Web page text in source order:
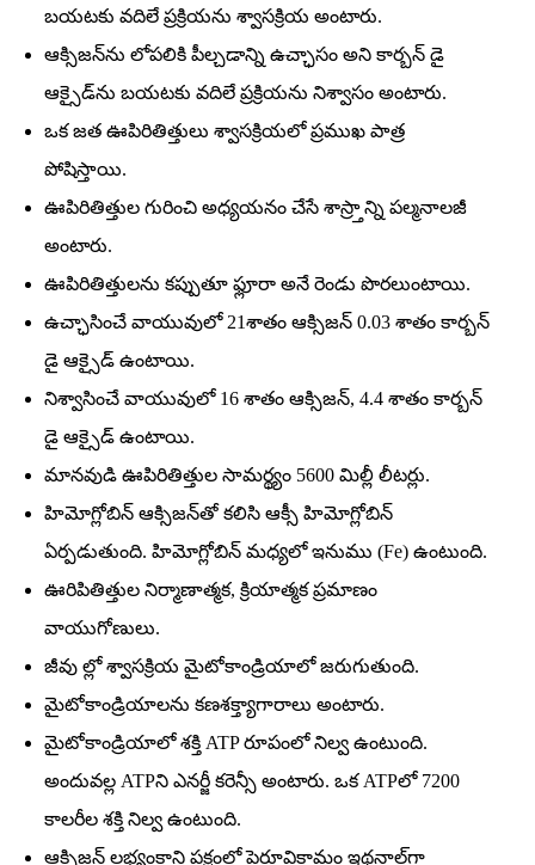
బయటకు వదిలే ప్రక్రియను శ్వాసక్రియ అంటారు.
ఆక్సిజన్‌ను లోపలికి పీల్చడాన్ని ఉచ్ఛాసం అని కార్బన్‌ డై
ఆక్సైడ్‌ను బయటకు వదిలే ప్రక్రియను నిశ్వాసం అంటారు.
ఒక జత ఊపిరితిత్తులు శ్వాసక్రియలో ప్రముఖ పాత్ర
పోషిస్తాయి.
ఊపిరితిత్తుల గురించి అధ్యయనం చేసే శాస్ర్తాన్ని పల్మనాలజీ
అంటారు.
ఊపిరితిత్తులను కప్పుతూ ఫ్లూరా అనే రెండు పొరలుంటాయి.
ఉచ్ఛాసించే వాయువులో 21శాతం ఆక్సిజన్‌ 0.03 శాతం కార్బన్‌
డై ఆక్సైడ్‌ ఉంటాయి.
నిశ్వాసించే వాయువులో 16 శాతం ఆక్సిజన్‌, 4.4 శాతం కార్బన్‌
డై ఆక్సైడ్‌ ఉంటాయి.
మానవుడి ఊపిరితిత్తుల సామర్థ్యం 5600 మిల్లీ లీటర్లు.
హిమోగ్లోబిన్‌ ఆక్సిజన్‌తో కలిసి ఆక్సీ హిమోగ్లోబిన్‌
ఏర్పడుతుంది. హిమోగ్లోబిన్‌ మధ్యలో ఇనుము (Fe) ఉంటుంది.
ఊరిపితిత్తుల నిర్మాణాత్మక, క్రియాత్మక ప్రమాణం
వాయుగోణులు.
జీవు ల్లో శ్వాసక్రియ మైటోకాండ్రియాలో జరుగుతుంది.
మైటోకాండ్రియాలను కణశక్త్యాగారాలు అంటారు.
మైటోకాండ్రియాలో శక్తి ATP రూపంలో నిల్వ ఉంటుంది.
అందువల్ల ATPని ఎనర్జీ కరెన్సీ అంటారు. ఒక ATPలో 7200
కాలరీల శక్తి నిల్వ ఉంటుంది.
ఆక్సిజన్‌ లభ్యంకాని పక్షంలో పైరూవికామ్లం ఇథనాల్‌గా